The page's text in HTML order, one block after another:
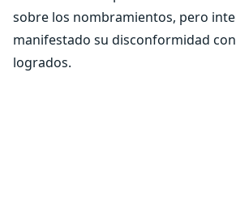
sobre los nombramientos, pero
manifestado su disconformidad
logrados.